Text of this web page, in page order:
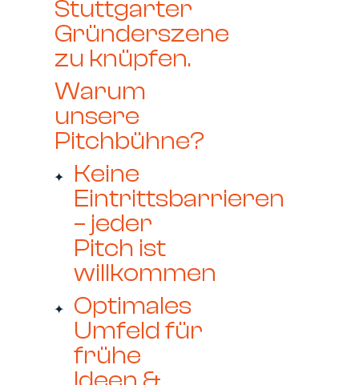
Stuttgarter
Gründerszene
zu knüpfen.
Warum
unsere
Pitchbühne?
Keine
Eintrittsbarrieren
– jeder
Pitch ist
willkommen
Optimales
Umfeld für
frühe